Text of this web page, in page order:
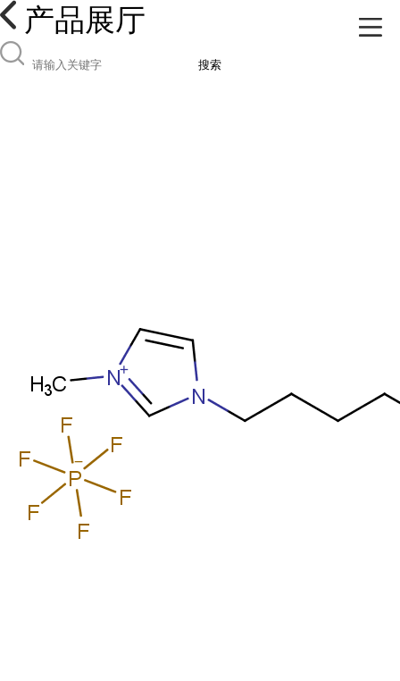
产品展厅
搜索